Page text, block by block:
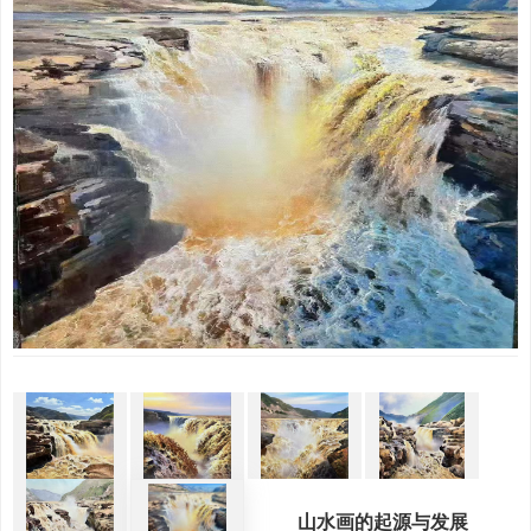
山水画的起源与发展